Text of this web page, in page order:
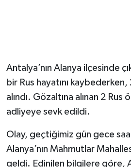
Antalya’nın Alanya ilçesinde
bir Rus hayatını kaybederken,
alındı. Gözaltına alınan 2
adliyeye sevk edildi.
Olay, geçtiğimiz gün gece
Alanya’nın Mahmutlar
geldi. Edinilen bilgilere göre,